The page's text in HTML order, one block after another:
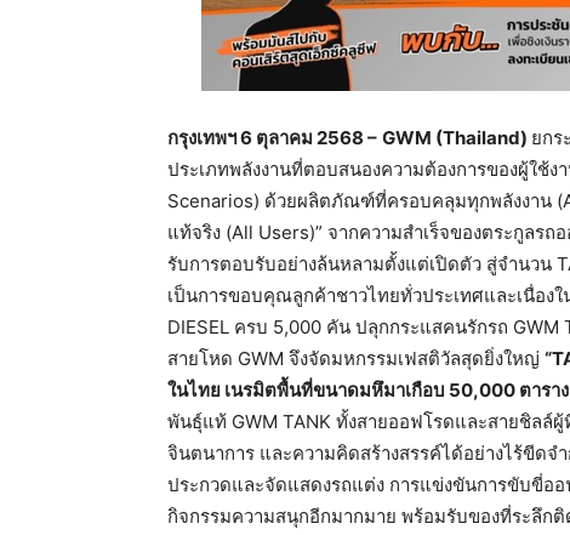
กรุงเทพฯ6 ตุลาคม 2568 – GWM (Thailand) ยก
ประเภทพลังงานที่ตอบสนองความต้องการของผู้ใช้
Scenarios) ด้วยผลิตภัณฑ์ที่ครอบคลุมทุกพลังงาน
แท้จริง (All Users)” จากความสำเร็จของตระกูลร
รับการตอบรับอย่างล้นหลามตั้งแต่เปิดตัว สู่จำนวน
เป็นการขอบคุณลูกค้าชาวไทยทั่วประเทศและเนื่อง
DIESEL ครบ 5,000 คัน ปลุกกระแสคนรักรถ GWM
สายโหด GWM จึงจัดมหกรรมเฟสติวัลสุดยิ่งใหญ่
ในไทย เนรมิตพื้นที่ขนาดมหึมาเกือบ 50,000 ตารา
พันธุ์แท้ GWM TANK ทั้งสายออฟโรดและสายชิล
จินตนาการ และความคิดสร้างสรรค์ได้อย่างไร้ขีด
ประกวดและจัดแสดงรถแต่ง การแข่งขันการขับขี่อ
กิจกรรมความสนุกอีกมากมาย พร้อมรับของที่ระลึ